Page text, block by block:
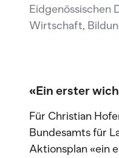
Eidgenössischen
Wirtschaft,
«Ein erster
Für Christian
Bundesamts für
Aktionsplan «ein